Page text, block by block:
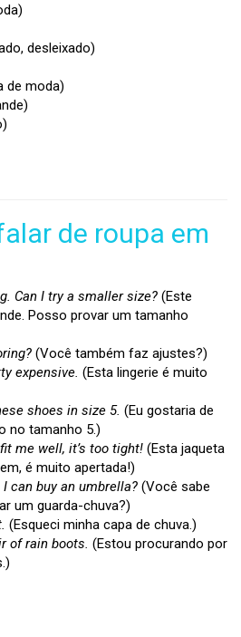
desleixado)
de moda)
de roupa em
Can I try a smaller size? (Este
Posso provar um tamanho
(Você também faz ajustes?)
expensive. (Esta lingerie é muito
shoes in size 5. (Eu gostaria de
no tamanho 5.)
me well, it’s too tight! (Esta jaqueta
é muito apertada!)
can buy an umbrella? (Você sabe
um guarda-chuva?)
(Esqueci minha capa de chuva.)
of rain boots. (Estou procurando por